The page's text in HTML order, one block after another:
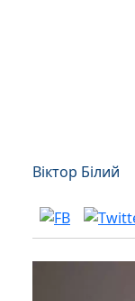
Віктор Білий